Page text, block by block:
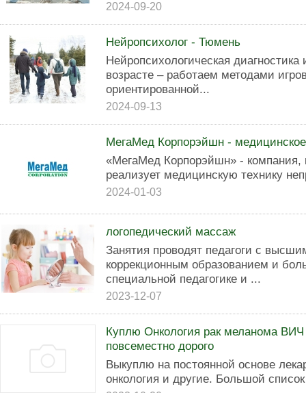
2024-09-20
Нейропсихолог - Тюмень
Нейропсихологическая диагностика
возрасте – работаем методами
ориентированной...
2024-09-13
МегаМед Корпорэйшн -
«МегаМед Корпорэйшн» - компания,
реализует медицинскую технику
2024-01-03
логопедический массаж
Занятия проводят педагоги с
коррекционным образованием и
специальной педагогике и ...
2023-12-07
Куплю Онкология рак меланома ВИЧ
повсеместно дорого
Выкуплю на постоянной основе
онкология и другие. Большой